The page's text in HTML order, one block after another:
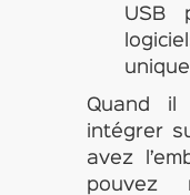
USB
Quand il
intégrer
avez
pouvez